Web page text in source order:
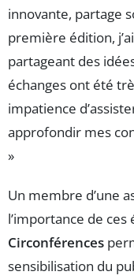
innovante, partage
première édition,
partageant des
échanges ont été
impatience
approfondir mes
»
Un membre d’une
l’importance de ces
Circonférences
sensibilisation du